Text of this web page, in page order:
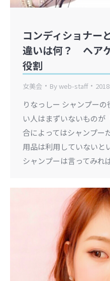
コンディショナー
違いは何？ ヘア
役割
女美会 Byweb-staff
りなっしー シャンプー
い人はまずいないものが
合によってはシャンプー
用品は利用していないと
シャンプーは言ってみれ